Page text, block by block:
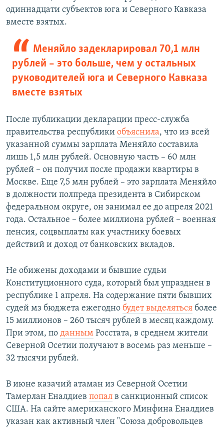
одиннадцати субъектов юга и Северного Кавказа
вместе взятых.
Меняйло задекларировал 70,1 млн
рублей – это больше, чем у остальных
руководителей юга и Северного Кавказа
вместе взятых
После публикации декларации пресс-служба
правительства республики объяснила, что из всей
указанной суммы зарплата Меняйло составила
лишь 1,5 млн рублей. Основную часть – 60 млн
рублей – он получил после продажи квартиры в
Москве. Еще 7,5 млн рублей – это зарплата Меняйло
в должности полпреда президента в Сибирском
федеральном округе, он занимал ее до апреля 2021
года. Остальное – более миллиона рублей – военная
пенсия, соцвыплаты как участнику боевых
действий и доход от банковских вкладов.
Не обижены доходами и бывшие судьи
Конституционного суда, который был упразднен в
республике 1 апреля. На содержание пяти бывших
судей мз бюджета ежегодно будет выделяться более
15 миллионов – 260 тысяч рублей в месяц каждому.
При этом, по данным Росстата, в среднем жители
Северной Осетии получают в восемь раз меньше –
32 тысячи рублей.
В июне казачий атаман из Северной Осетии
Тамерлан Еналдиев попал в санкционный список
США. На сайте американского Минфина Еналдиев
указан как активный член "Союза добровольцев